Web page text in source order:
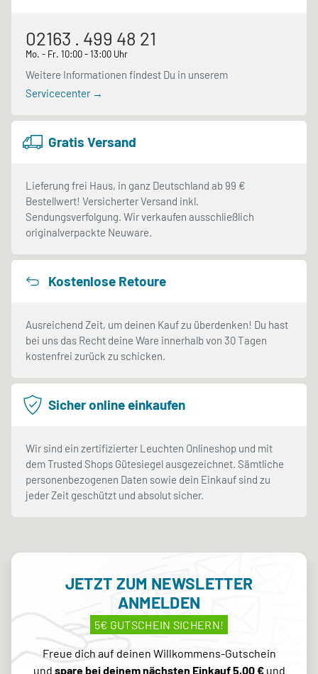
02163 . 499 48 21
Mo. - Fr. 10:00 - 13:00 Uhr
Weitere Informationen findest Du in unserem
Servicecenter →
Gratis Versand
Lieferung frei Haus, in ganz Deutschland ab 99 €
Bestellwert! Versicherter Versand inkl.
Sendungsverfolgung. Wir verkaufen ausschließlich
originalverpackte Neuware.
Kostenlose Retoure
Ausreichend Zeit, um deinen Kauf zu überdenken! Du hast
bei uns das Recht deine Ware innerhalb von 30 Tagen
kostenfrei zurück zu schicken.
Sicher online einkaufen
Wir sind ein zertifizierter Leuchten Onlineshop und mit
dem Trusted Shops Gütesiegel ausgezeichnet. Sämtliche
personenbezogenen Daten sowie dein Einkauf sind zu
jeder Zeit geschützt und absolut sicher.
JETZT ZUM NEWSLETTER
ANMELDEN
5€ GUTSCHEIN SICHERN!
Freue dich auf deinen Willkommens-Gutschein
und spare bei deinem nächsten Einkauf 5,00 €und